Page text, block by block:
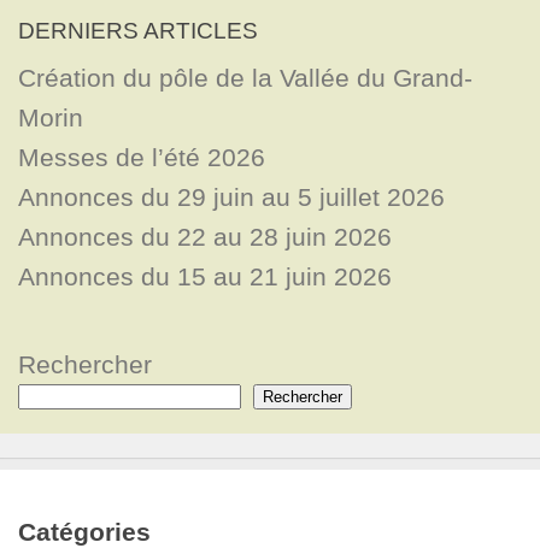
DERNIERS ARTICLES
Création du pôle de la Vallée du Grand-
Morin
Messes de l’été 2026
Annonces du 29 juin au 5 juillet 2026
Annonces du 22 au 28 juin 2026
Annonces du 15 au 21 juin 2026
Rechercher
Rechercher
Catégories